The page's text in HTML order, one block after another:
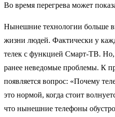
Во время перегрева может
Нынешние технологии больше
жизни людей. Фактически у
телек с функцией Смарт-ТВ.
ранее неведомые проблемы. К
появляется вопрос: «Почему
это нормой, когда стоит
что нынешние телефоны